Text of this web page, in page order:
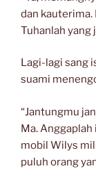
dan kauterima.
Tuhanlah yang
Lagi-lagi sang
suami
“Jantungmu
Ma.
mobil Wilys
puluh orang